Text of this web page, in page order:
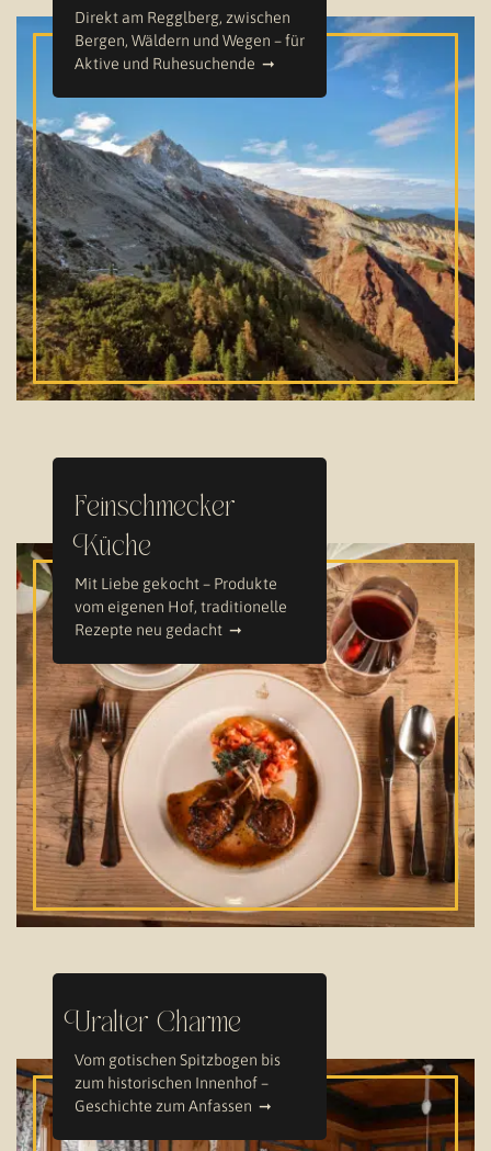
Direkt am Regglberg, zwischen
Bergen, Wäldern und Wegen – für
Aktive und Ruhesuchende ➞
Feinschmecker
Küche
Mit Liebe gekocht – Produkte
vom eigenen Hof, traditionelle
Rezepte neu gedacht ➞
Uralter Charme
Vom gotischen Spitzbogen bis
zum historischen Innenhof –
Geschichte zum Anfassen ➞